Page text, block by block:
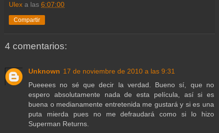
Ulex a las 6:07:00
Compartir
4 comentarios:
Unknown 17 de noviembre de 2010 a las 9:31
Pueeees no sé que decir la verdad. Bueno sí, que no
espero absolutamente nada de esta película, así si es
buena o medianamente entretenida me gustará y si es una
puta mierda pues no me defraudará como si lo hizo
Superman Returns.